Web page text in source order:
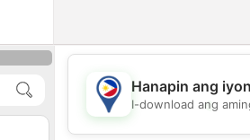
💖
Hanapin ang
I-download ang